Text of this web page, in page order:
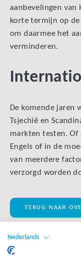
aanbevelingen van
korte termijn op
om daarmee het
verminderen.
De komende jaren
Tsjechië en
markten testen. Of
Engels of in de
van meerdere
verzorgd worden
TERUG NAAR
Nederlands